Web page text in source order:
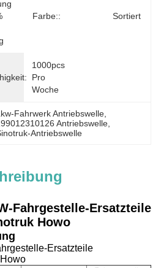
Farbe:: Sortiert
1000pcs
Pro
Woche
Fahrwerk Antriebswelle
Antriebswelle
Antriebswelle
Fahrgestelle-Ersatzteile
Howo
Ersatzteile